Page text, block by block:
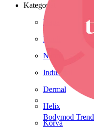
Bodymod Trend
Kategoriat
Napa
Huuli
Nänni
Industrial
Dermal
Helix
Korva